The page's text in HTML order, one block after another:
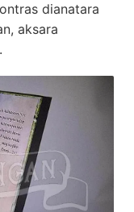
dianatara
aksara